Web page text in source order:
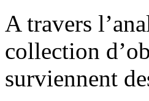
A travers
collection
surviennent